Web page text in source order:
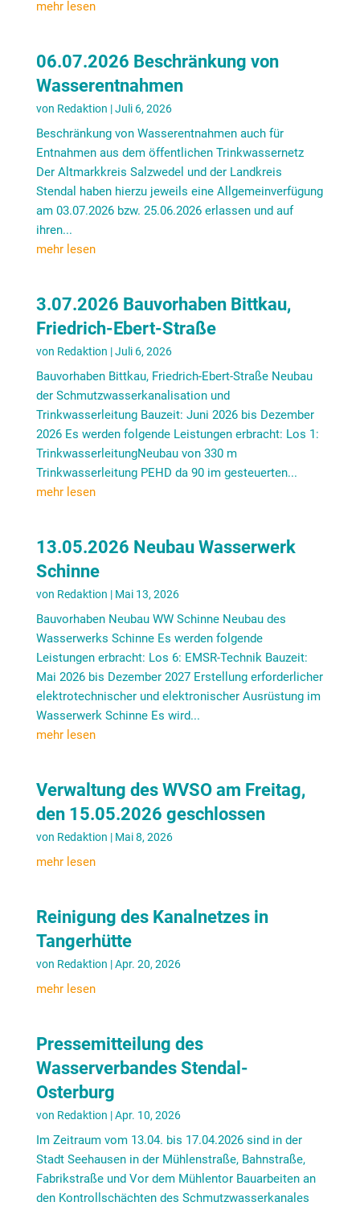
mehr lesen
06.07.2026 Beschränkung von
Wasserentnahmen
von Redaktion |Juli 6, 2026
Beschränkung von Wasserentnahmen auch für
Entnahmen aus dem öffentlichen Trinkwassernetz
Der Altmarkkreis Salzwedel und der Landkreis
Stendal haben hierzu jeweils eine Allgemeinverfügung
am 03.07.2026 bzw. 25.06.2026 erlassen und auf
ihren...
mehr lesen
3.07.2026 Bauvorhaben Bittkau,
Friedrich-Ebert-Straße
von Redaktion |Juli 6, 2026
Bauvorhaben Bittkau, Friedrich-Ebert-Straße Neubau
der Schmutzwasserkanalisation und
Trinkwasserleitung Bauzeit: Juni 2026 bis Dezember
2026 Es werden folgende Leistungen erbracht: Los 1:
TrinkwasserleitungNeubau von 330 m
Trinkwasserleitung PEHD da 90 im gesteuerten...
mehr lesen
13.05.2026 Neubau Wasserwerk
Schinne
von Redaktion | Mai 13, 2026
Bauvorhaben Neubau WW Schinne Neubau des
Wasserwerks Schinne Es werden folgende
Leistungen erbracht: Los 6: EMSR-Technik Bauzeit:
Mai 2026 bis Dezember 2027 Erstellung erforderlicher
elektrotechnischer und elektronischer Ausrüstung im
Wasserwerk Schinne Es wird...
mehr lesen
Verwaltung des WVSO am Freitag,
den 15.05.2026 geschlossen
von Redaktion | Mai 8, 2026
mehr lesen
Reinigung des Kanalnetzes in
Tangerhütte
von Redaktion |Apr. 20, 2026
mehr lesen
Pressemitteilung des
Wasserverbandes Stendal-
Osterburg
von Redaktion |Apr. 10, 2026
Im Zeitraum vom 13.04. bis 17.04.2026 sind in der
Stadt Seehausen in der Mühlenstraße, Bahnstraße,
Fabrikstraße und Vor dem Mühlentor Bauarbeiten an
den Kontrollschächten des Schmutzwasserkanales